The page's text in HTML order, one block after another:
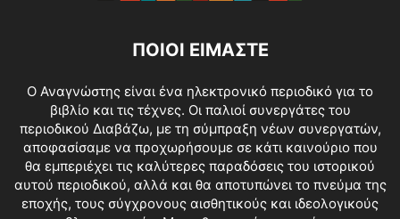
ΠΟΙΟΙ ΕΙΜΑΣΤΕ
O Αναγνώστης είναι ένα ηλεκτρονικό περιοδικό για το
βιβλίο και τις τέχνες. Οι παλιοί συνεργάτες του
περιοδικού Διαβάζω, με τη σύμπραξη νέων συνεργατών,
αποφασίσαμε να προχωρήσουμε σε κάτι καινούριο που
θα εμπεριέχει τις καλύτερες παραδόσεις του ιστορικού
αυτού περιοδικού, αλλά και θα αποτυπώνει το πνεύμα της
εποχής, τους σύγχρονους αισθητικούς και ιδεολογικούς